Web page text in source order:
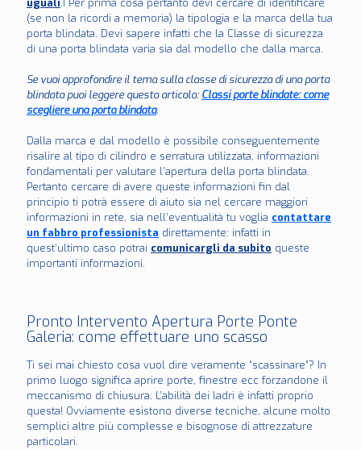
uguali.I Per prima cosa pertanto devi cercare di identificare
(se non la ricordi a memoria) la tipologia e la marca della tua
porta blindata. Devi sapere infatti che la Classe di sicurezza
di una porta blindata varia sia dal modello che dalla marca.
Se vuoi approfondire il tema sulla classe di sicurezza di una porta
blindata puoi leggere questo articolo: Classi porte blindate: come
scegliere una porta blindata.
Dalla marca e dal modello è possibile conseguentemente
risalire al tipo di cilindro e serratura utilizzata, informazioni
fondamentali per valutare l’apertura della porta blindata.
Pertanto cercare di avere queste informazioni fin dal
principio ti potrà essere di aiuto sia nel cercare maggiori
informazioni in rete, sia nell’eventualità tu voglia contattare
un fabbro professionista direttamente: infatti in
quest’ultimo caso potrai comunicargli da subito queste
importanti informazioni.
Pronto Intervento Apertura Porte Ponte
Galeria: come effettuare uno scasso
Ti sei mai chiesto cosa vuol dire veramente “scassinare”? In
primo luogo significa aprire porte, finestre ecc forzandone il
meccanismo di chiusura. L’abilità dei ladri è infatti proprio
questa! Ovviamente esistono diverse tecniche, alcune molto
semplici altre più complesse e bisognose di attrezzature
particolari.